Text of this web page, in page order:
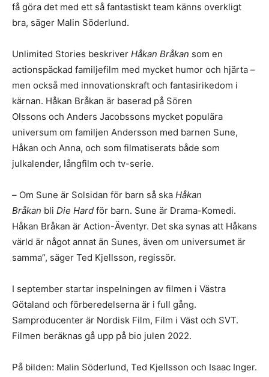
få göra det med ett så fantastiskt team känns overkligt
bra, säger Malin Söderlund.
Unlimited Stories beskriver Håkan Bråkan som en
actionspäckad familjefilm med mycket humor och hjärta –
men också med innovationskraft och fantasirikedom i
kärnan. Håkan Bråkan är baserad på Sören
Olssons och Anders Jacobssons mycket populära
universum om familjen Andersson med barnen Sune,
Håkan och Anna, och som filmatiserats både som
julkalender, långfilm och tv-serie.
– Om Sune är Solsidan för barn så ska Håkan
Bråkan bli Die Hard för barn. Sune är Drama-Komedi.
Håkan Bråkan är Action-Äventyr. Det ska synas att Håkans
värld är något annat än Sunes, även om universumet är
samma”, säger Ted Kjellsson, regissör.
I september startar inspelningen av filmen i Västra
Götaland och förberedelserna är i full gång.
Samproducenter är Nordisk Film, Film i Väst och SVT.
Filmen beräknas gå upp på bio julen 2022.
På bilden: Malin Söderlund, Ted Kjellsson och Isaac Inger.